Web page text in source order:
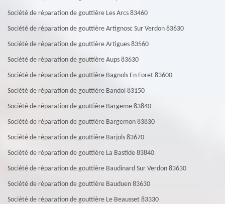
Société de réparation de gouttière Les Arcs 83460
Société de réparation de gouttière Artignosc Sur Verdon 83630
Société de réparation de gouttière Artigues 83560
Société de réparation de gouttière Aups 83630
Société de réparation de gouttière Bagnols En Foret 83600
Société de réparation de gouttière Bandol 83150
Société de réparation de gouttière Bargeme 83840
Société de réparation de gouttière Bargemon 83830
Société de réparation de gouttière Barjols 83670
Société de réparation de gouttière La Bastide 83840
Société de réparation de gouttière Baudinard Sur Verdon 83630
Société de réparation de gouttière Bauduen 83630
Société de réparation de gouttière Le Beausset 83330